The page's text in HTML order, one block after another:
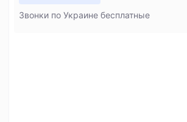
Звонки по Украине бесплатные